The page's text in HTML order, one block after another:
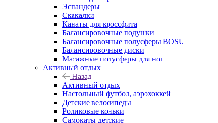
Эспандеры
Скакалки
Канаты для кроссфита
Балансировочные подушки
Балансировочные полусферы BOSU
Балансировочные диски
Масажные полусферы для ног
Активный отдых
Назад
Активный отдых
Настольный футбол, аэрохоккей
Детские велосипеды
Роликовые коньки
Самокаты детские